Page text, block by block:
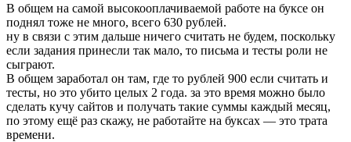
В общем на самой высокооплачиваемой работе на буксе он
поднял тоже не много, всего 630 рублей.
ну в связи с этим дальше ничего считать не будем, поскольку
если задания принесли так мало, то письма и тесты роли не
сыграют.
В общем заработал он там, где то рублей 900 если считать и
тесты, но это убито целых 2 года. за это время можно было
сделать кучу сайтов и получать такие суммы каждый месяц,
по этому ещё раз скажу, не работайте на буксах — это трата
времени.